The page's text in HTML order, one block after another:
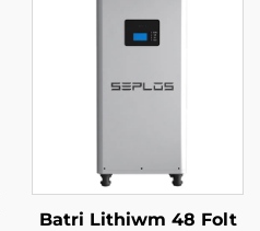
Batri Lithiwm 48 Folt